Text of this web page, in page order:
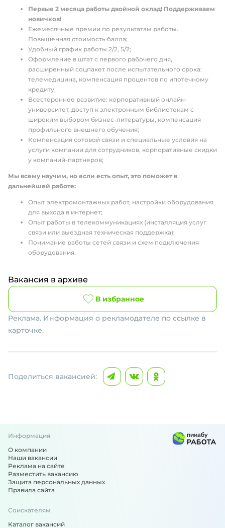
Первые 2 месяца работы двойной оклад! Поддерживаем
новичков!
Ежемесячные премии по результатам работы.
Повышенная стоимость балла;
Удобный график работы 2/2, 5/2;
Оформление в штат с первого рабочего дня,
расширенный соцпакет после испытательного срока:
телемедицина, компенсация процентов по ипотечному
кредиту;
Всестороннее развитие: корпоративный онлайн-
университет, доступ к электронным библиотекам с
широким выбором бизнес-литературы, компенсация
профильного внешнего обучения;
Компенсация сотовой связи и специальные условия на
услуги компании для сотрудников, корпоративные скидки
у компаний-партнеров;
Мы всему научим, но если есть опыт, это поможет в
дальнейшей работе:
Опыт электромонтажных работ, настройки оборудования
для выхода в интернет;
Опыт работы в телекоммуникациях (инсталляция услуг
связи или выездная техническая поддержка);
Понимание работы сетей связи и схем подключения
оборудования.
Вакансия в архиве
В избранное
Реклама. Информация о рекламодателе по ссылке в
карточке.
Поделиться вакансией:
Информация
О компании
Наши вакансии
Реклама на сайте
Разместить вакансию
Защита персональных данных
Правила сайта
Соискателям
Каталог вакансий